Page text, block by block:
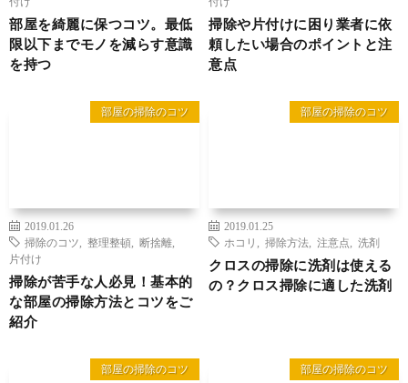
部屋を綺麗に保つコツ。最低
限以下までモノを減らす意識
を持つ
掃除や片付けに困り業者に依
頼したい場合のポイントと注
意点
部屋の掃除のコツ
2019.01.26
掃除のコツ
整理整頓 断捨離
片付け
掃除が苦手な人必見！基本的
な部屋の掃除方法とコツをご
紹介
部屋の掃除のコツ
2019.01.25
ホコリ
掃除方法 注意点 洗剤
クロスの掃除に洗剤は使える
の？クロス掃除に適した洗剤
部屋の掃除のコツ 部屋の掃除のコツ